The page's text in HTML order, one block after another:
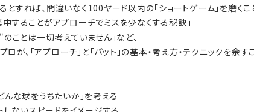
とすれば、間違いなく100ヤード以内の「ショートゲーム」を磨くこ
することがアプローチでミスを少なくする秘訣」
ことは一切考えていません」など、
が、「アプローチ」と「パット」の基本・考え方・テクニックを余す
んな球をうちたいか」を考える